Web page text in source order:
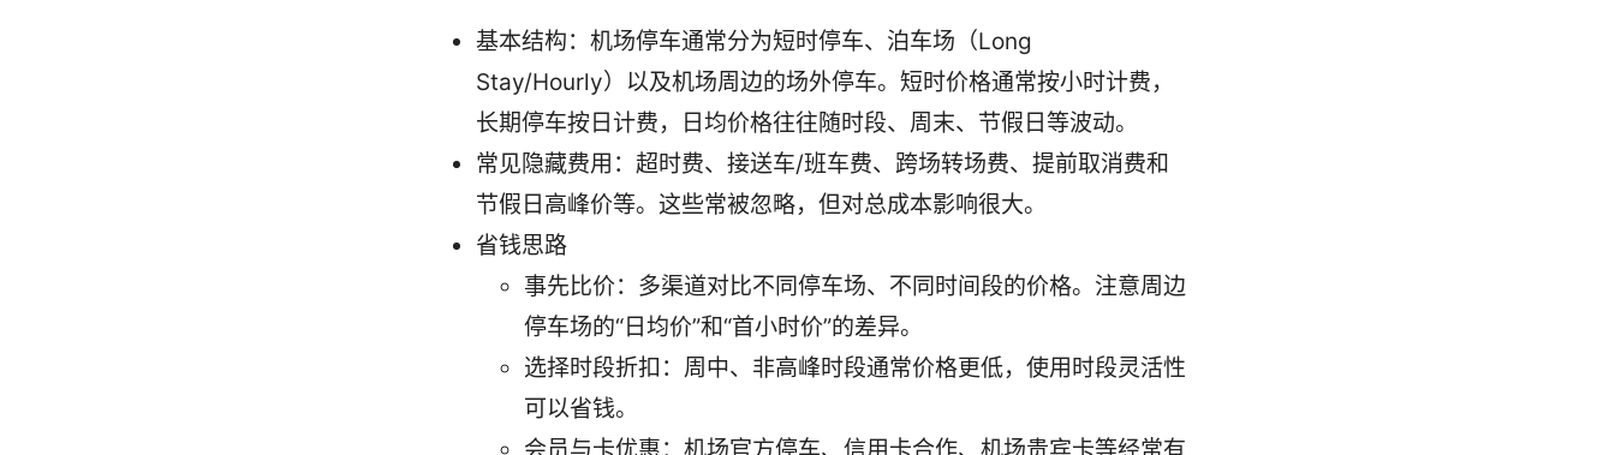
基本结构：机场停车通常分为短时停车、泊车场（Long
Stay/Hourly）以及机场周边的场外停车。短时价格通常按小时计费，
长期停车按日计费，日均价格往往随时段、周末、节假日等波动。
常见隐藏费用：超时费、接送车/班车费、跨场转场费、提前取消费和
节假日高峰价等。这些常被忽略，但对总成本影响很大。
省钱思路
事先比价：多渠道对比不同停车场、不同时间段的价格。注意周边
停车场的“日均价”和“首小时价”的差异。
选择时段折扣：周中、非高峰时段通常价格更低，使用时段灵活性
可以省钱。
会员与卡优惠：机场官方停车、信用卡合作、机场贵宾卡等经常有